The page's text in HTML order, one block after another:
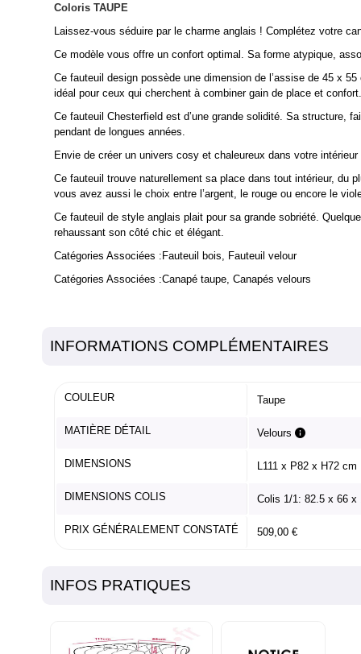
Coloris TAUPE
Laissez-vous séduire par le charme anglais ! Complétez votre
Ce modèle vous offre un confort optimal. Sa forme atypique,
Ce fauteuil design possède une dimension de l’assise de 45 x
idéal pour ceux qui cherchent à combiner gain de place et confort.
Ce fauteuil Chesterfield est d’une grande solidité. Sa structure,
pendant de longues années.
Envie de créer un univers cosy et chaleureux dans votre
Ce fauteuil trouve naturellement sa place dans tout intérieur, du
vous avez aussi le choix entre l’argent, le rouge ou encore le
Ce fauteuil de style anglais plait pour sa grande sobriété.
rehaussant son côté chic et élégant.
Catégories Associées : Fauteuil bois
Fauteuil velour
Catégories Associées :Canapé taupe Canapés velours
INFORMATIONS COMPLÉMENTAIRES
COULEUR Taupe
MATIÈRE DÉTAIL Velours
DIMENSIONS L111 x P82 x H72 cm
DIMENSIONS COLIS Colis 1/1: 82.5 x 66 x
PRIX GÉNÉRALEMENT CONSTATÉ 509,00 €
INFOS PRATIQUES